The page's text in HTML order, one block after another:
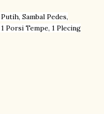
Sambal Pedes,
Porsi Tempe, 1 Plecing